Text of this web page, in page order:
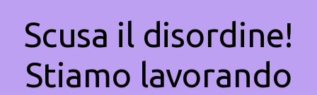
Scusa il disordine!
Stiamo lavorando